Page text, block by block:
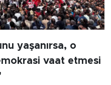
yaşanırsa, o
vaat etmesi